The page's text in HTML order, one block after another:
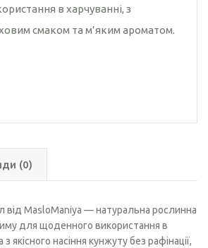
в харчуванні, з
смаком та м’яким ароматом.
(0)
від MasloManiya — натуральна рослинна
для щоденного використання в
якісного насіння кунжуту без рафінації,